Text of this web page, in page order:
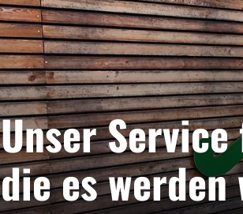
Unser
die es werden